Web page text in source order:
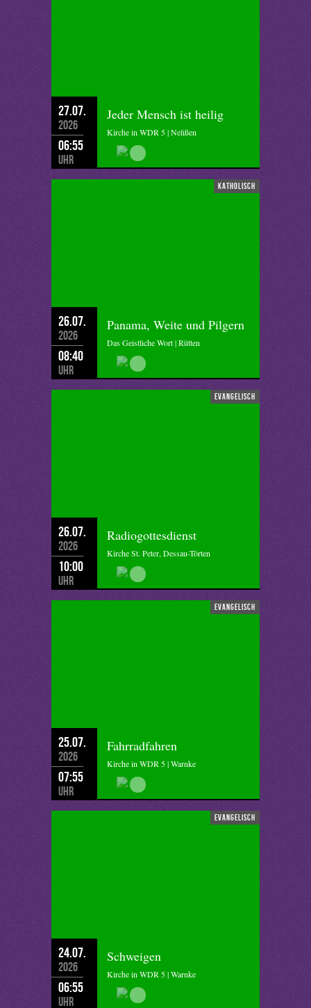
27.07.
2026
06:55
Uhr
Jeder Mensch ist heilig
Kirche in WDR 5 | Nelißen
katholisch
26.07.
2026
08:40
Uhr
Panama, Weite und Pilgern
Das Geistliche Wort | Rütten
evangelisch
26.07.
2026
10:00
Uhr
Radiogottesdienst
Kirche St. Peter, Dessau-Törten
evangelisch
25.07.
2026
07:55
Uhr
Fahrradfahren
Kirche in WDR 5 | Warnke
evangelisch
24.07.
2026
06:55
Uhr
Schweigen
Kirche in WDR 5 | Warnke